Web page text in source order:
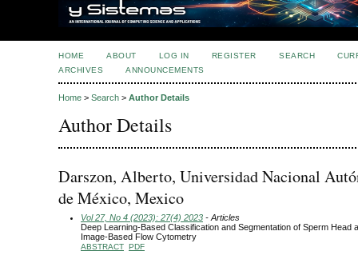
HOME ABOUT LOG IN REGISTER SEARCH
ARCHIVES
ANNOUNCEMENTS
Home > Search > Author Details
Author Details
Darszon, Alberto, Universidad Nacional
de México, Mexico
Vol 27, No 4 (2023): 27(4) 2023 - Articles
Deep Learning-Based Classification and Segmentation of Sperm Head
Image-Based Flow Cytometry
ABSTRACT PDF